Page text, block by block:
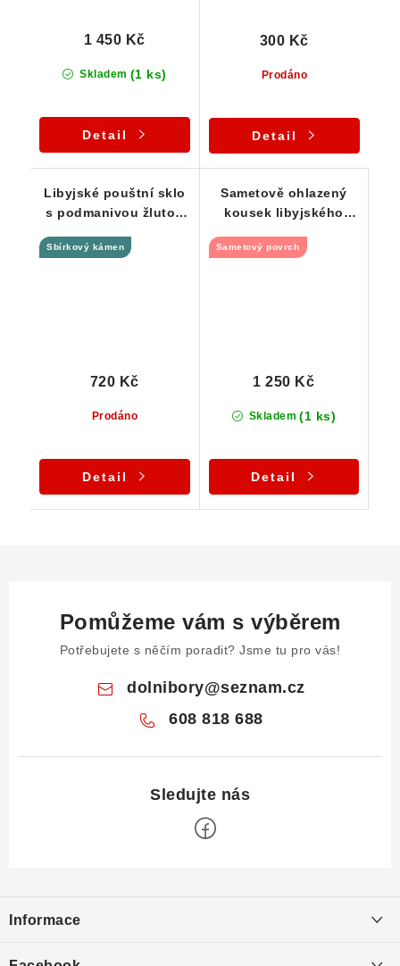
Skladem (1 ks)
1 450 Kč
Detail
Prodáno
300 Kč
Detail
Libyjské pouštní sklo
s podmanivou žlutou
Sbírkový kámen
Prodáno
720 Kč
Detail
Sametově ohlazený
kousek libyjského
Sametový povrch
Skladem (1 ks)
1 250 Kč
Detail
Pomůžeme vám s výběrem
Potřebujete s něčím poradit? Jsme tu pro vás!
dolnibory@seznam.cz
608 818 688
p
a
Informace